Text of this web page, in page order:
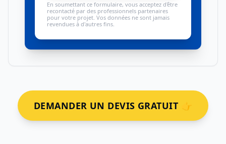
En soumettant ce formulaire, vous acceptez d'être
recontacté par des professionnels partenaires
pour votre projet. Vos données ne sont jamais
revendues à d'autres fins.
DEMANDER UN DEVIS GRATUIT 👉